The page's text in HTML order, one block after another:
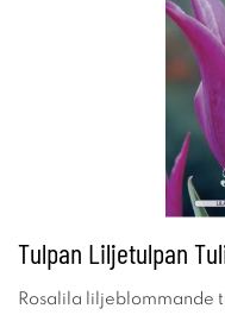
Tulpan Liljetulpan
Rosalila liljeblommande